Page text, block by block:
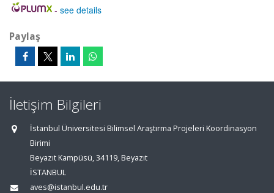
- see details
Paylaş
İletişim Bilgileri
İstanbul Üniversitesi Bilimsel Araştırma Projeleri Koordinasyon
Birimi
Beyazıt Kampüsü, 34119, Beyazıt
İSTANBUL
aves@istanbul.edu.tr